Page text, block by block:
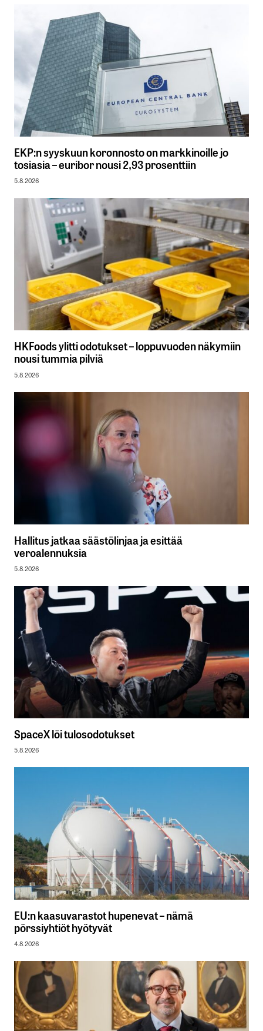
EKP:n syyskuun koronnosto on markkinoille jo
tosiasia – euribor nousi 2,93 prosenttiin
5.8.2026
HKFoods ylitti odotukset – loppuvuoden näkymiin
nousi tummia pilviä
5.8.2026
Hallitus jatkaa säästölinjaa ja esittää
veroalennuksia
5.8.2026
SpaceX löi tulosodotukset
5.8.2026
EU:n kaasuvarastot hupenevat – nämä
pörssiyhtiöt hyötyvät
4.8.2026